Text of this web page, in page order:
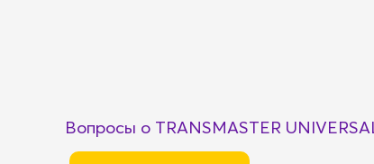
Вопросы о TRANSMASTER